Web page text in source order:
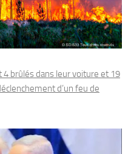
brûlés dans leur voiture et 19
d’un feu de